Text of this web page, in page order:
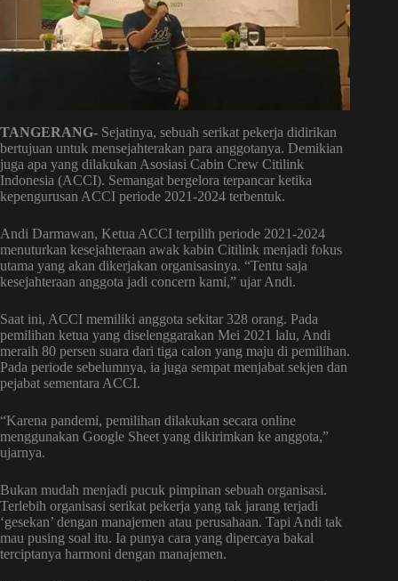
TANGERANG- Sejatinya, sebuah serikat pekerja didirikan
bertujuan untuk mensejahterakan para anggotanya. Demikian
juga apa yang dilakukan Asosiasi Cabin Crew Citilink
Indonesia (ACCI). Semangat bergelora terpancar ketika
kepengurusan ACCI periode 2021-2024 terbentuk.
Andi Darmawan, Ketua ACCI terpilih periode 2021-2024
menuturkan kesejahteraan awak kabin Citilink menjadi fokus
utama yang akan dikerjakan organisasinya. “Tentu saja
kesejahteraan anggota jadi concern kami,” ujar Andi.
Saat ini, ACCI memiliki anggota sekitar 328 orang. Pada
pemilihan ketua yang diselenggarakan Mei 2021 lalu, Andi
meraih 80 persen suara dari tiga calon yang maju di pemilihan.
Pada periode sebelumnya, ia juga sempat menjabat sekjen dan
pejabat sementara ACCI.
“Karena pandemi, pemilihan dilakukan secara online
menggunakan Google Sheet yang dikirimkan ke anggota,”
ujarnya.
Bukan mudah menjadi pucuk pimpinan sebuah organisasi.
Terlebih organisasi serikat pekerja yang tak jarang terjadi
‘gesekan’ dengan manajemen atau perusahaan. Tapi Andi tak
mau pusing soal itu. Ia punya cara yang dipercaya bakal
terciptanya harmoni dengan manajemen.